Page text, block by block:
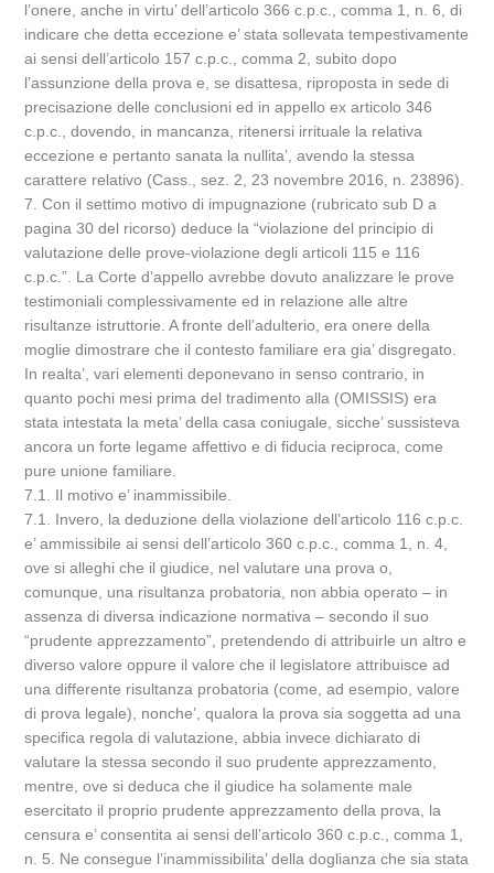
l’onere, anche in virtu’ dell’articolo 366 c.p.c., comma 1, n. 6, di
indicare che detta eccezione e’ stata sollevata tempestivamente
ai sensi dell’articolo 157 c.p.c., comma 2, subito dopo
l’assunzione della prova e, se disattesa, riproposta in sede di
precisazione delle conclusioni ed in appello ex articolo 346
c.p.c., dovendo, in mancanza, ritenersi irrituale la relativa
eccezione e pertanto sanata la nullita’, avendo la stessa
carattere relativo (Cass., sez. 2, 23 novembre 2016, n. 23896).
7. Con il settimo motivo di impugnazione (rubricato sub D a
pagina 30 del ricorso) deduce la “violazione del principio di
valutazione delle prove-violazione degli articoli 115 e 116
c.p.c.”. La Corte d’appello avrebbe dovuto analizzare le prove
testimoniali complessivamente ed in relazione alle altre
risultanze istruttorie. A fronte dell’adulterio, era onere della
moglie dimostrare che il contesto familiare era gia’ disgregato.
In realta’, vari elementi deponevano in senso contrario, in
quanto pochi mesi prima del tradimento alla (OMISSIS) era
stata intestata la meta’ della casa coniugale, sicche’ sussisteva
ancora un forte legame affettivo e di fiducia reciproca, come
pure unione familiare.
7.1. Il motivo e’ inammissibile.
7.1. Invero, la deduzione della violazione dell’articolo 116 c.p.c.
e’ ammissibile ai sensi dell’articolo 360 c.p.c., comma 1, n. 4,
ove si alleghi che il giudice, nel valutare una prova o,
comunque, una risultanza probatoria, non abbia operato – in
assenza di diversa indicazione normativa – secondo il suo
“prudente apprezzamento”, pretendendo di attribuirle un altro e
diverso valore oppure il valore che il legislatore attribuisce ad
una differente risultanza probatoria (come, ad esempio, valore
di prova legale), nonche’, qualora la prova sia soggetta ad una
specifica regola di valutazione, abbia invece dichiarato di
valutare la stessa secondo il suo prudente apprezzamento,
mentre, ove si deduca che il giudice ha solamente male
esercitato il proprio prudente apprezzamento della prova, la
censura e’ consentita ai sensi dell’articolo 360 c.p.c., comma 1,
n. 5. Ne consegue l’inammissibilita’ della doglianza che sia stata